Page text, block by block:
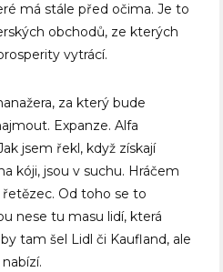
má stále před očima. Je to
obchodů, ze kterých
vytrácí.
za který bude
Expanze. Alfa
jsem řekl, když získají
kóji, jsou v suchu. Hráčem
Od toho se to
nese tu masu lidí, která
tam šel Lidl či Kaufland, ale